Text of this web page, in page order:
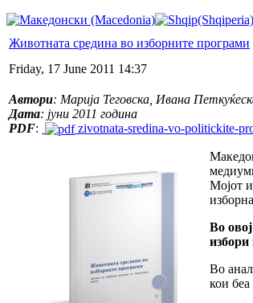
Животната средина во изборните програми
Friday, 17 June 2011 14:37
Автори: Марија Теговска, Ивана
Дата: јуни 2011 година
PDF: zivotnata-sredina-vo-politickite-
Мојот
Во
избори
Во
кои